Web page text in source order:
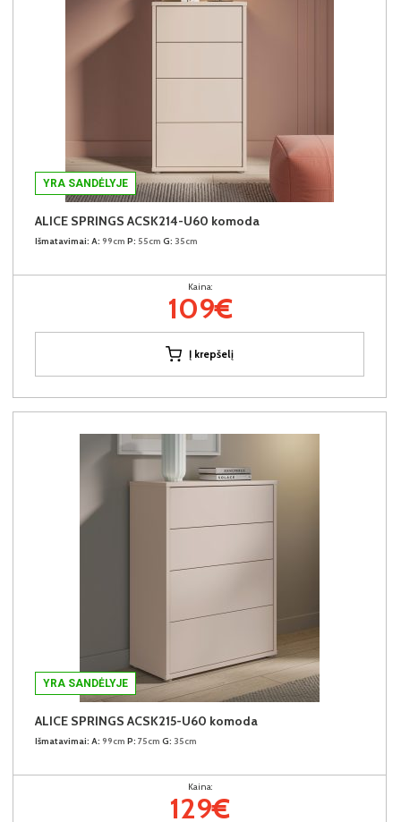
YRA SANDĖLYJE
ALICE SPRINGS ACSK214-U60 komoda
Išmatavimai: A: 99cm P: 55cm G: 35cm
Kaina:
109€
Į krepšelį
YRA SANDĖLYJE
ALICE SPRINGS ACSK215-U60 komoda
Išmatavimai: A: 99cm P: 75cm G: 35cm
Kaina:
129€